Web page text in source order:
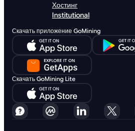
Хостинг
Institutional
Скачать приложение GoMining
Скачать GoMining Lite